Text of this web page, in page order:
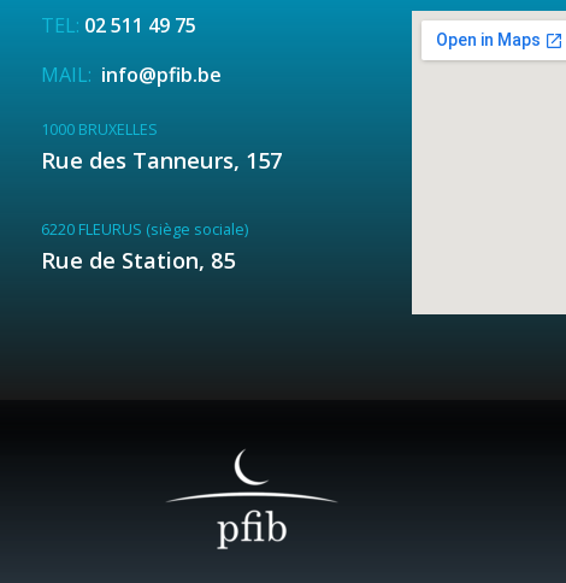
TEL: 02 511 49 75
MAIL: info@pfib.be
1000 BRUXELLES
Rue des Tanneurs, 157
6220 FLEURUS (siège sociale)
Rue de Station, 85